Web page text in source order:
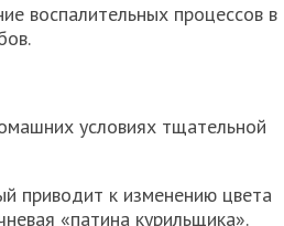
воспалительных процессов в
условиях тщательной
приводит к изменению цвета
«патина курильщика».